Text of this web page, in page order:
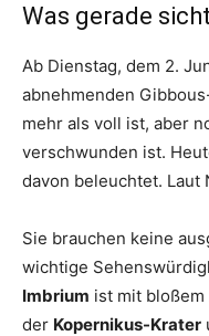
Was gerade
Ab Dienstag, dem 2.
abnehmenden
mehr als voll ist, aber
verschwunden ist.
davon beleuchtet. Laut
Sie brauchen keine
wichtige
Imbrium ist mit
der Kopernikus-Krater